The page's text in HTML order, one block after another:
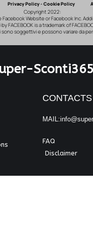
Privacy Policy - Cookie Policy
Copyright 2022:
Website or Facebook Inc.
FACEBOOK is a trademark of
sono soggettivi e possono variare da
Sconti365
CONTACTS
FAQ
Disclaimer